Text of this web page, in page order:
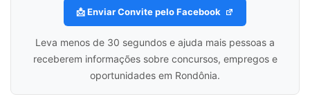
📩 Enviar Convite pelo Facebook
Leva menos de 30 segundos e ajuda mais pessoas a
receberem informações sobre concursos, empregos e
oportunidades em Rondônia.